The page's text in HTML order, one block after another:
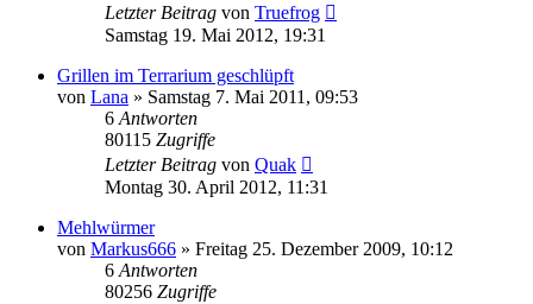
Letzter Beitrag von Truefrog
Samstag 19. Mai 2012, 19:31
Grillen im Terrarium geschlüpft
von Lana » Samstag 7. Mai 2011, 09:53
6 Antworten
80115 Zugriffe
Letzter Beitrag von Quak
Montag 30. April 2012, 11:31
Mehlwürmer
von Markus666 » Freitag 25. Dezember 2009, 10:12
6 Antworten
80256 Zugriffe